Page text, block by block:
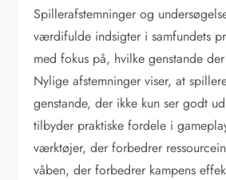
Spillerafstemninger og
værdifulde indsigter i samfundets
med fokus på, hvilke genstande
Nylige afstemninger viser, at
genstande, der ikke kun ser godt
tilbyder praktiske fordele i
værktøjer, der forbedrer
våben, der forbedrer kampens